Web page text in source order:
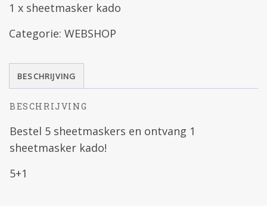
1 x sheetmasker kado
Categorie: WEBSHOP
BESCHRIJVING
BESCHRIJVING
Bestel 5 sheetmaskers en ontvang 1
sheetmasker kado!
5+1